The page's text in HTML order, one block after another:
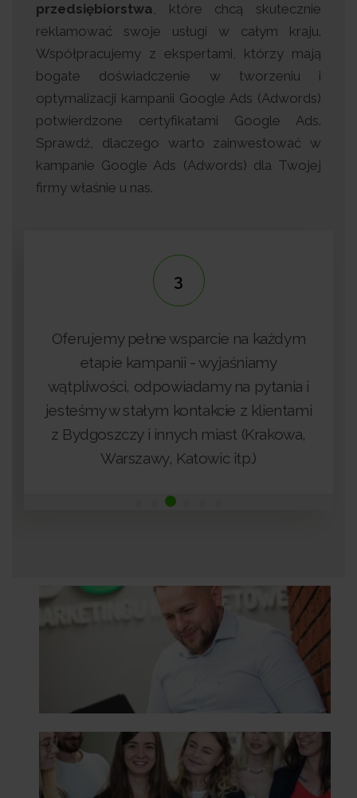
przedsiębiorstwa, które chcą skutecznie
reklamować swoje usługi w całym kraju.
Współpracujemy z ekspertami, którzy mają
bogate doświadczenie w tworzeniu i
optymalizacji kampanii Google Ads (Adwords)
potwierdzone certyfikatami Google Ads.
Sprawdź, dlaczego warto zainwestować w
kampanie Google Ads (Adwords) dla Twojej
firmy właśnie u nas.
na każdym
- wyjaśniamy
na pytania i
z klientami
miast (Krakowa,
Jesteśmy na bieżąco z
branży i stale poszerzamy